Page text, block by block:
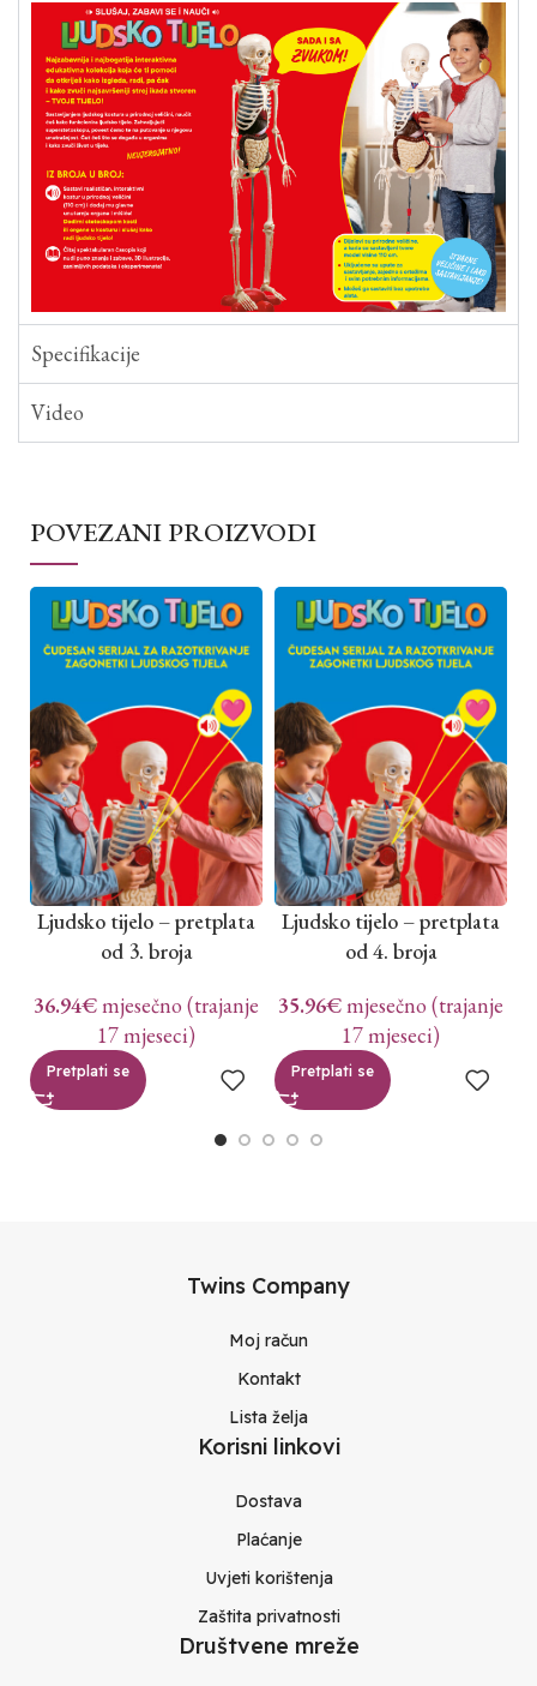
Specifikacije
Video
POVEZANI PROIZVODI
Ljudsko tijelo – pretplata
od 3. broja
36.94€mjesečno (trajanje
17 mjeseci)
Pretplati se
Ljudsko tijelo – pretplata
od 4. broja
35.96€mjesečno (trajanje
17 mjeseci)
Pretplati se
Twins Company
Moj račun
Kontakt
Lista želja
Korisni linkovi
Dostava
Plaćanje
Uvjeti korištenja
Zaštita privatnosti
Društvene mreže